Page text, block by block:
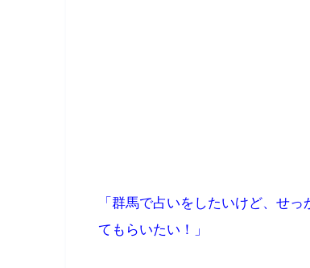
「群馬で占いをしたいけど、せ
てもらいたい！」